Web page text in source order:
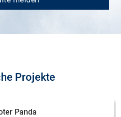
Projekte
Panda